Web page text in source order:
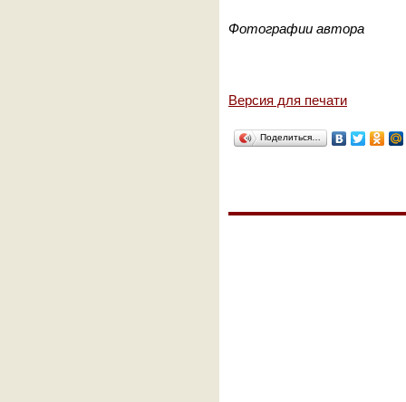
Фотографии автора
Версия для печати
Поделиться…